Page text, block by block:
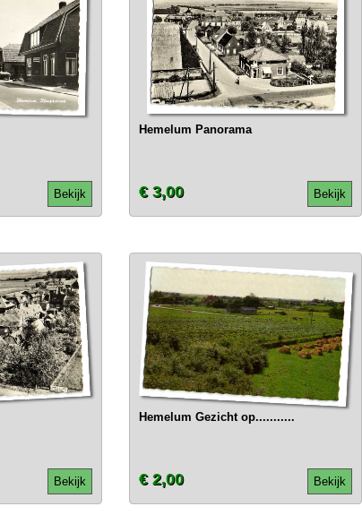
Bekijk
Hemelum Panorama
Bekijk
€ 3,00
Bekijk
Hemelum Gezicht op...........
Bekijk
€ 2,00